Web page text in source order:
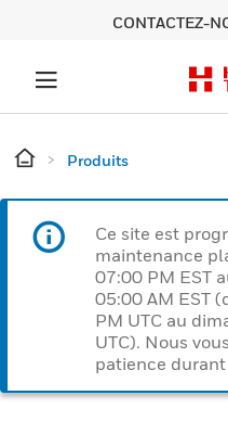
CONTACTEZ-
Produits
Ce site est
maintenance
07:00 PM EST
05:00 AM EST
PM UTC au
UTC). Nous
patience